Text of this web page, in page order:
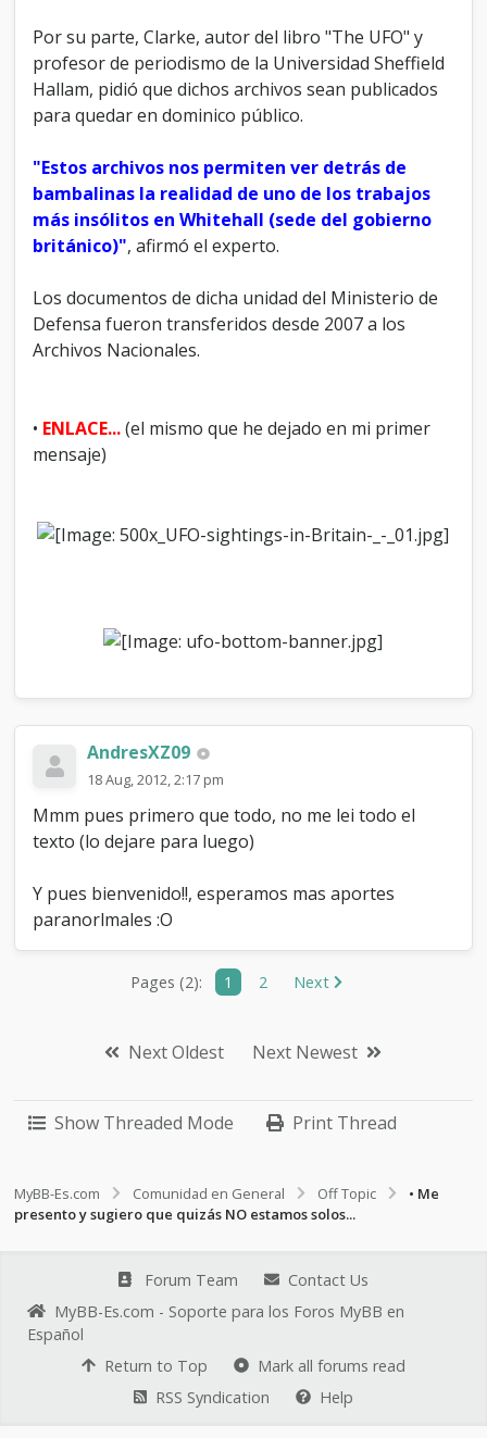
Por su parte, Clarke, autor del libro "The UFO" y
profesor de periodismo de la Universidad Sheffield
Hallam, pidió que dichos archivos sean publicados
para quedar en dominico público.
"Estos archivos nos permiten ver detrás de
bambalinas la realidad de uno de los trabajos
más insólitos en Whitehall (sede del gobierno
británico)", afirmó el experto.
Los documentos de dicha unidad del Ministerio de
Defensa fueron transferidos desde 2007 a los
Archivos Nacionales.
• ENLACE...(el mismo que he dejado en mi primer
mensaje)
AndresXZ09
18 Aug, 2012, 2:17 pm
Mmm pues primero que todo, no me lei todo el
texto (lo dejare para luego)
Y pues bienvenido!!, esperamos mas aportes
paranorlmales :O
Pages (2): 1 2 Next
Next Oldest Next Newest
Show Threaded Mode Print Thread
MyBB-Es.com Comunidad en General Off Topic
• Me
presento y sugiero que quizás NO estamos solos...
Forum Team
Contact Us
MyBB-Es.com - Soporte para los Foros MyBB en
Español
Return to Top
Mark all forums read
RSS Syndication
Help